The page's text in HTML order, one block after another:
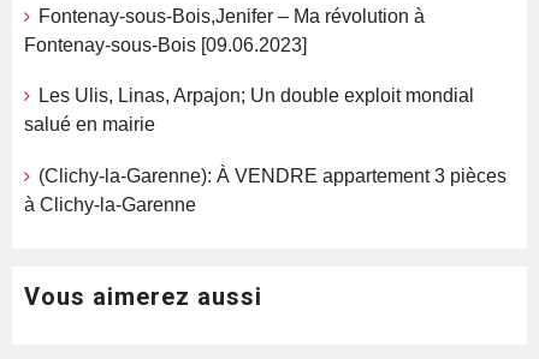
Fontenay-sous-Bois,Jenifer – Ma révolution à
Fontenay-sous-Bois [09.06.2023]
Les Ulis, Linas, Arpajon; Un double exploit mondial
salué en mairie
(Clichy-la-Garenne): À VENDRE appartement 3 pièces
à Clichy-la-Garenne
Vous aimerez aussi